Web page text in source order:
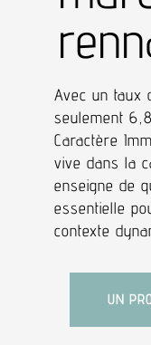
Avec un taux
seulement
Caractère
vive dans la
enseigne de
essentielle
contexte
UN